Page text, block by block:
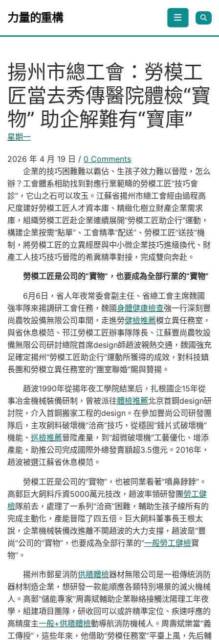
力量的重構
揚州市總工會：勞模工
匠當去秀傳醫院體檢“寶
物” 助企解難有“寶庫”
星期一
2026 年 4 月 19 日 / 0 Comments
企業的技巧困難難以霸佔、生孩子效力難以晉陞，怎么
辦？工會體系相助找到對應行業範疇的勞模工匠“技巧會
診”，它山之石可以攻玉。江蘇省揚州市總工會經由過程高
尺度建好勞模工匠人才資本庫、精緻化樹立財產企業需求
庫，組織勞模工匠赴企業連續展開“勞模工匠助企行”運動，
構建企業按需“點單”、工會精準“配送”、勞模工匠“送技”機
制，將勞模工匠的立異經歷與中小微企業技巧進級換代、財
產工人技巧技巧晉陞的希冀精準對接，完成雙向奔赴。
勞模工匠是公司的“寶物”，也要成為全部行業的“寶物”
6月6日，省人年夜常委會副主任、省總工會主席魏國
強率隊來揚調研工會任務，魏國身體健康檢查強一行深刻豐
尚農牧設備無限公司車間，走進勞健檢推薦模立異任務室，
與省休息模范、邗江勞模工匠辦事隊隊長、江蘇豐尚農牧設
備無限公司研討總院首席design師趙波親熱交通，魏國強充
足確定揚州“勞模工匠助企行”運動所獲得的成效，對科技鎮
長團和勞模立異任務室的“團室聯婚”賜與贊揚。
趙波1990年從揚年夜工學院結業后，扎根國企15年從
事冶金機械裝備研制，曾被派往體檢推薦北京首鋼design研
討院，介入首鋼搬家工程的design。在參加豐尚公司研發團
隊后，主攻飼料破壞機“洽商”技巧，從穩固“錘片式破壞機”
機能、 巡檢推薦晉陞產量，到“超微破壞機”工藝優化、增添
產能，助推公司完成國際外總發賣額超3.5億元。2016年，
趙波被選江蘇省休息模范。
勞模工匠是公司的“寶物”，也被同業看著“噴鼻餑餑”。
高郵巨大飼料斥資5000萬元技改，趙波率領研發團勞工健
檢隊前去，處理了一系列“洽商”困難，輔助生孩子線所有的
完成主動化，產能晉陞了四五倍。巨大飼料董事長王根太
說，企業機械裝備改進離不開趙波的大力支撐，趙波是“豐
尚”公司的“寶物”，也要成為全部行業的“一般勞工健檢寶
物”。
揚州市郵星消防供膳體檢器材無限公司是一祖傳統消防
器材制造企業，想研發一款能順應各類特別場景的滅火機械
人。高郵“儲能專家”周壽斌輔助企業聯絡接觸沈陽理工年夜
學，組建項目團隊，研收回可以或許精準定位、疾速呼應的
高精度主一般+供膳體檢動導航消防機械人。周壽斌樂當“義
工傳授”，這些年來，他借助“勞模任務室”平臺上風，先后輔